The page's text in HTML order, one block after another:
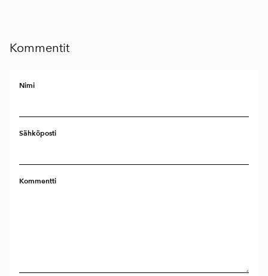
Kommentit
Nimi
Sähköposti
Kommentti